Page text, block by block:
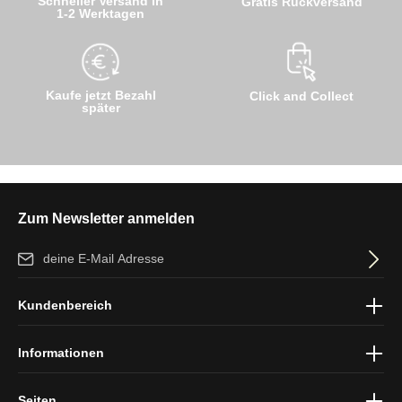
1-2 Werktagen
Kaufe jetzt Bezahl
später
Click and Collect
Zum Newsletter anmelden
E-Mail-Adresse*
und dieAGBgelesen und bin mit ihnen einverstanden.
Kundenbereich
Informationen